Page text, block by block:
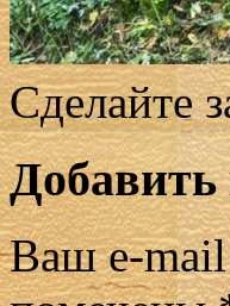
Сделайте
Ваш e-mail